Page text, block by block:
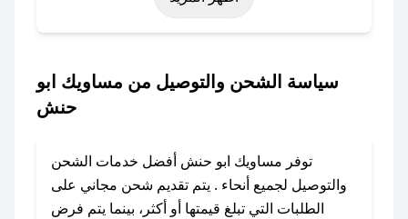
حتى عروض خاصة أخرى.
حنش؟
باستخدام تطبيق صحصح، يمكنك العثور بسهولة على
الكوبون، تواصل معنا عبر تويتر أو البريد الإلكتروني
لإضافته بسرعة.
سياسة الشحن والتوصيل من مساويك ابو
حنش
توفر مساويك ابو حنش أفضل خدمات الشحن
والتوصيل لجميع أنحاء . يتم تقديم شحن مجاني على
الطلبات التي تبلغ قيمتها أو أكثر، بينما يتم فرض